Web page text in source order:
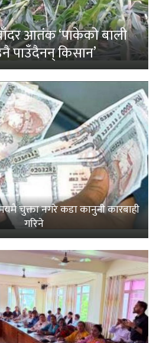
आतंक ‘पाकेको बाली
पाउँदैनन् किसान’
चुक्ता नगरे कडा कानुनी कारबाही
गरिने